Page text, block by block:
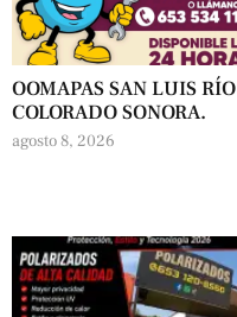
OOMAPAS SAN LUIS RÍO
COLORADO SONORA.
agosto 8, 2026